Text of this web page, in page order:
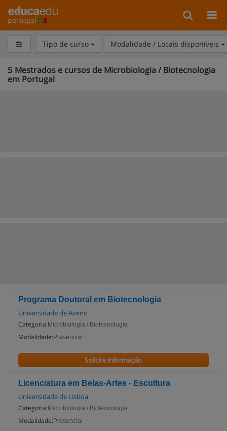
portugal
Tipo de curso Modalidade / Locais disponíveis
5 Mestrados e cursos de Microbiologia / Biotecnologia
em Portugal
Programa Doutoral em Biotecnologia
Universidade de Aveiro
Categoria: Microbiologia / Biotecnologia
Modalidade: Presencial
Solicite informação
Licenciatura em Belas-Artes - Escultura
Universidade de Lisboa
Categoria: Microbiologia / Biotecnologia
Modalidade: Presencial